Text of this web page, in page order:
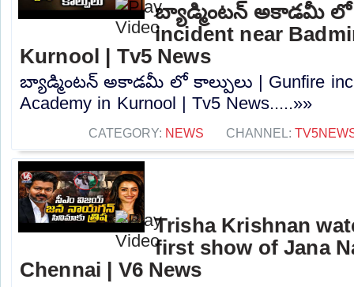
బ్యాడ్మింటన్ అకాడమీ లో
incident near
Kurnool | Tv5 News
బ్యాడ్మింటన్ అకాడమీ లో కాల్పులు | Gunfire
Academy in Kurnool | Tv5 News.....»»
CATEGORY: NEWS CHANNEL:
Trisha Krishnan
first show of Jana
Chennai | V6 News